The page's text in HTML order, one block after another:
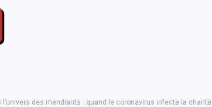
l’univers des mendiants : quand le coronavirus infecte la charité